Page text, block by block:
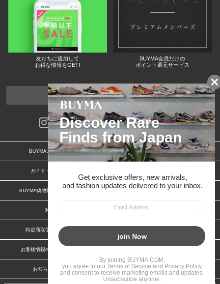
友だちに追加して
お得な情報をGET!
BUYMA会員だけの
ポイント還元サービス
ページトップへ
BUYMAスタートガイド 安心への取り組み
ガイド・お問い合わせ
BUYMA偽物販売防止の取り組み BUYMA CARD
利用規約
特定商取引法に関する表記 特定商取引法に関する表記(出品者)
お客様情報の外部送信について
お知らせ(PCサイト) 会社案内